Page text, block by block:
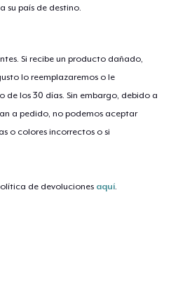
su país de destino.
Si recibe un producto dañado,
lo reemplazaremos o le
de los 30 días. Sin embargo, debido a
a pedido, no podemos aceptar
o colores incorrectos o si
de devoluciones aquí